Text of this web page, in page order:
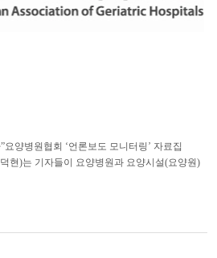
양병원협회 ‘언론보도 모니터링’ 자료집
현)는 기자들이 요양병원과 요양시설(요양원)
지 않자 ‘언론...